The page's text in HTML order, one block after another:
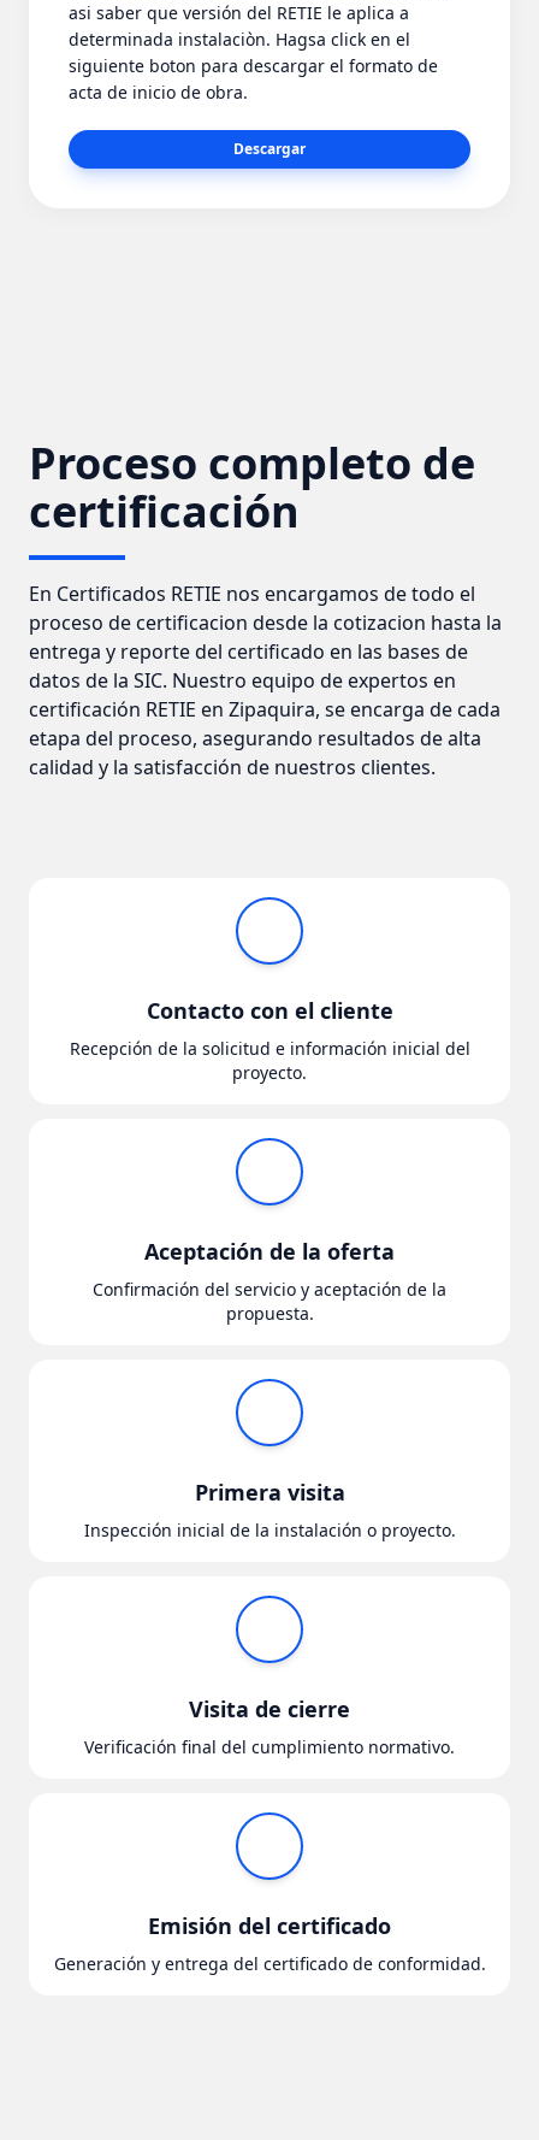
asi saber que versión del RETIE le aplica a
determinada instalaciòn. Hagsa click en el
siguiente boton para descargar el formato de
acta de inicio de obra.
Descargar
Proceso completo de
certificación
En Certificados RETIE nos encargamos de todo el
proceso de certificacion desde la cotizacion hasta la
entrega y reporte del certificado en las bases de
datos de la SIC. Nuestro equipo de expertos en
certificación RETIE en Zipaquira, se encarga de cada
etapa del proceso, asegurando resultados de alta
calidad y la satisfacción de nuestros clientes.
Contacto con el cliente
Recepción de la solicitud e información inicial del
proyecto.
Aceptación de la oferta
Confirmación del servicio y aceptación de la
propuesta.
Primera visita
Inspección inicial de la instalación o proyecto.
Visita de cierre
Verificación final del cumplimiento normativo.
Emisión del certificado
Generación y entrega del certificado de conformidad.